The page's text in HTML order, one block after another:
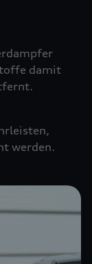
damit
werden.